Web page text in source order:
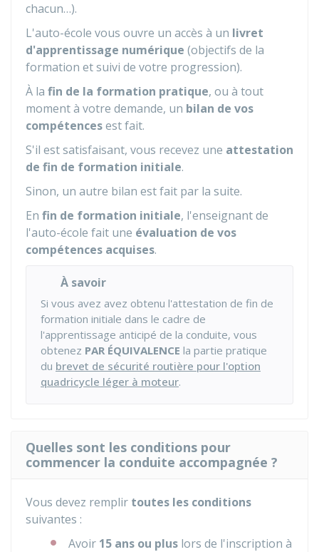
chacun…).
L'auto-école vous ouvre un accès à un livret
d'apprentissage numérique (objectifs de la
formation et suivi de votre progression).
À la fin de la formation pratique, ou à tout
moment à votre demande, un bilan de vos
compétencesest fait.
S'il est satisfaisant, vous recevez une attestation
de fin de formation initiale.
Sinon, un autre bilan est fait par la suite.
En fin de formation initiale, l'enseignant de
l'auto-école fait une évaluation de vos
compétences acquises.
À savoir
Si vous avez avez obtenu l'attestation de fin de
formation initiale dans le cadre de
l'apprentissage anticipé de la conduite, vous
obtenez PAR ÉQUIVALENCE la partie pratique
du brevet de sécurité routière pour l'option
quadricycle léger à moteur.
Quelles sont les conditions pour
commencer la conduite accompagnée ?
Vous devez remplir toutes les conditions
suivantes :
Avoir 15 ans ou plus lors de l'inscription à